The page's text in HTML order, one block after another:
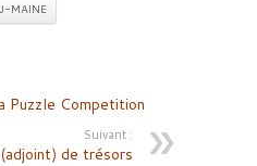
MAINE
Puzzle Competition
Suivant :
de trésors